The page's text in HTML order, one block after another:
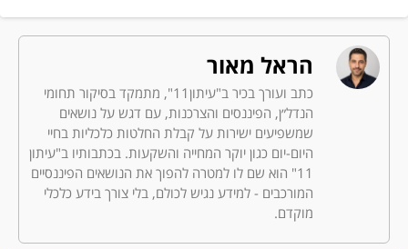
הראל מאור
כתב ועורך בכיר ב"עיתון11", מתמקד בסיקור תחומי
הנדל״ן, הפיננסים והצרכנות, עם דגש על נושאים
שמשפיעים ישירות על קבלת החלטות כלכליות בחיי
היום-יום כגון יוקר המחייה והשקעות. בכתבותיו ב"עיתון
11" הוא שם לו למטרה להפוך את הנושאים הפיננסיים
המורכבים - למידע נגיש לכולם, בלי צורך בידע כלכלי
מוקדם.